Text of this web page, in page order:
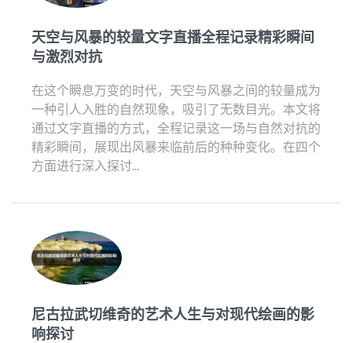
天空与风暴的较量文字直播全程记录精彩瞬间
与激烈对抗
在这个瞬息万变的时代，天空与风暴之间的较量成为
一种引人入胜的自然现象，吸引了无数目光。本文将
通过文字直播的方式，全程记录这一场与自然对抗的
精彩瞬间，展现出风暴来临前后的种种变化。在四个
方面进行深入探讨...
尼古拉武切维奇的艺术人生与对现代绘画的影
响探讨